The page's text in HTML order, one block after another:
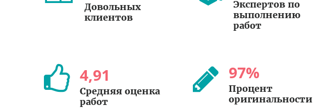
Довольных
клиентов
Экспертов по
выполнению
работ
4,91
Средняя оценка
работ
97%
Процент
оригинальности